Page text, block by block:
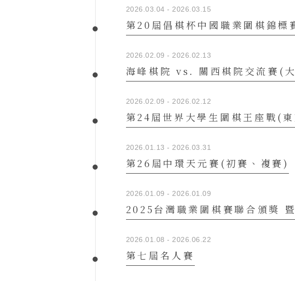
2026.03.04 - 2026.03.15
第20屆倡棋杯中國職業圍棋錦
2026.02.09 - 2026.02.13
海峰棋院 vs. 關西棋院交流賽(
2026.02.09 - 2026.02.12
第24屆世界大學生圍棋王座戰(
2026.01.13 - 2026.03.31
第26屆中環天元賽(初賽、複賽)
2026.01.09 - 2026.01.09
2025台灣職業圍棋賽聯合頒獎
2026.01.08 - 2026.06.22
第七屆名人賽